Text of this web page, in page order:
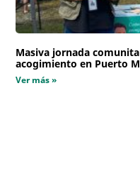
Masiva jornada
acogimiento en Puerto
Ver más »